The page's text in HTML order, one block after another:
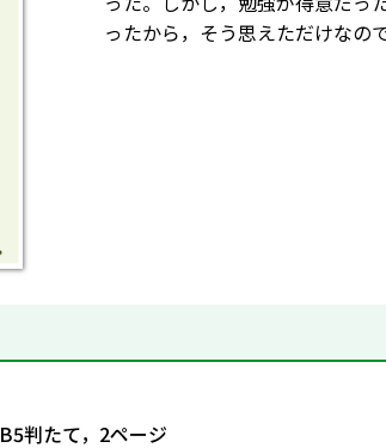
ったから，そう思えただけなの
B5判たて，2ページ